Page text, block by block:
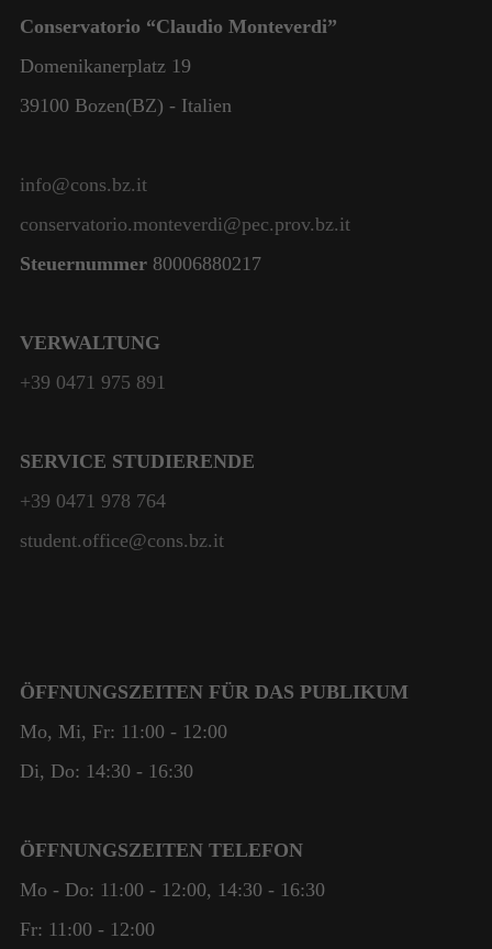
Conservatorio “Claudio Monteverdi”
Domenikanerplatz 19
39100 Bozen(BZ) - Italien
info@cons.bz.it
conservatorio.monteverdi@pec.prov.bz.it
Steuernummer 80006880217
VERWALTUNG
+39 0471 975 891
SERVICE STUDIERENDE
+39 0471 978 764
student.office@cons.bz.it
ÖFFNUNGSZEITEN FÜR DAS PUBLIKUM
Mo, Mi, Fr: 11:00 - 12:00
Di, Do: 14:30 - 16:30
ÖFFNUNGSZEITEN TELEFON
Mo - Do: 11:00 - 12:00, 14:30 - 16:30
Fr: 11:00 - 12:00